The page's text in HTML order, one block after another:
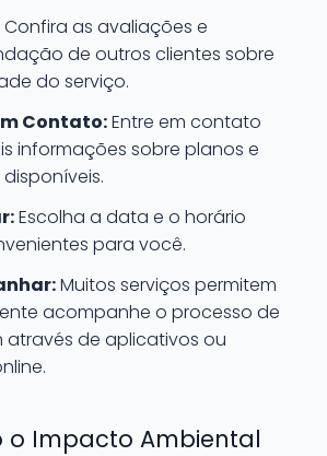
Confira as avaliações e
de outros clientes sobre
do serviço.
Contato:Entre em contato
informações sobre planos e
Escolha a data e o horário
para você.
Muitos serviços permitem
acompanhe o processo de
através de aplicativos ou
o Impacto Ambiental